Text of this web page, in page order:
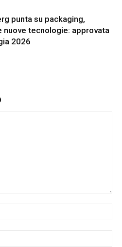
punta su packaging,
nuove tecnologie: approvata
2026